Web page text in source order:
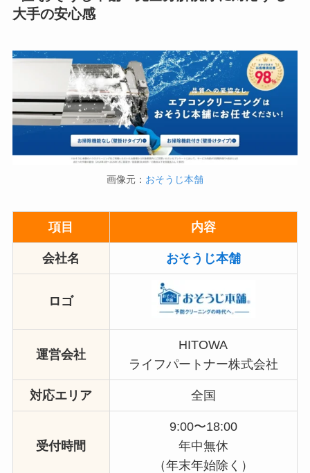
大手の安心感
画像元： おそうじ本舗
項目 内容
会社名 おそうじ本舗
ロゴ
運営会社
HITOWA
ライフパートナー株式会社
対応エリア 全国
受付時間
9:00〜18:00
年中無休
（年末年始除く）